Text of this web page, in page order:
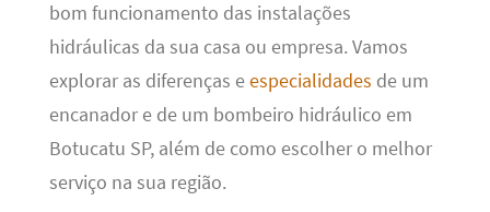
bom funcionamento das instalações
hidráulicas da sua casa ou empresa. Vamos
explorar as diferenças eespecialidades de um
encanador e de um bombeiro hidráulico em
Botucatu SP, além de como escolher o melhor
serviço na sua região.